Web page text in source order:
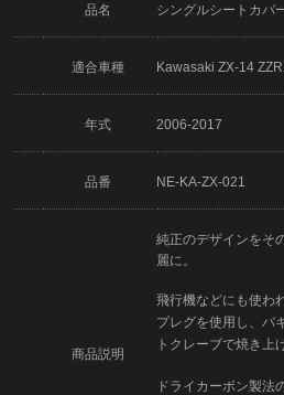
品名 シングルシートカバ
適合車種 Kawasaki ZX-14
年式 2006-2017
品番 NE-KA-ZX-021
商品説明
純正のデザインをそ
麗に。
飛行機などにも使わ
プレグを使用し、バ
トクレーブで焼き上
ドライカーボン製法